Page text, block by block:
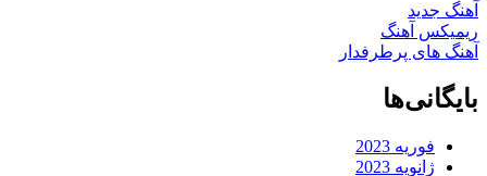
آهنگ جدید
ریمیکس آهنگ
آهنگ های پرطرفدار
بایگانی‌ها
فوریه 2023
ژانویه 2023